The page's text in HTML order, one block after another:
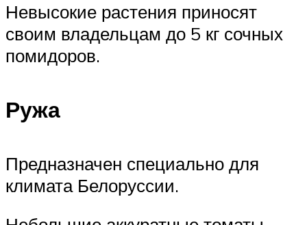
Невысокие растения приносят
своим владельцам до 5 кг сочных
помидоров.
Ружа
Предназначен специально для
климата Белоруссии.